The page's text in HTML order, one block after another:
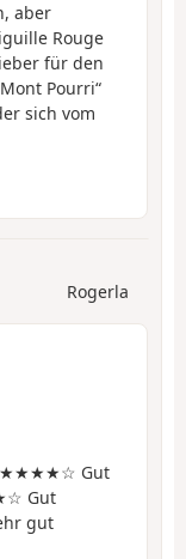
aber
Rouge
für den
Pourri“
sich vom
Rogerla
Gut
Gut
gut